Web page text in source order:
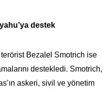
destek
Bezalel Smotrich ise
destekledi. Smotrich,
askeri, sivil ve yönetim